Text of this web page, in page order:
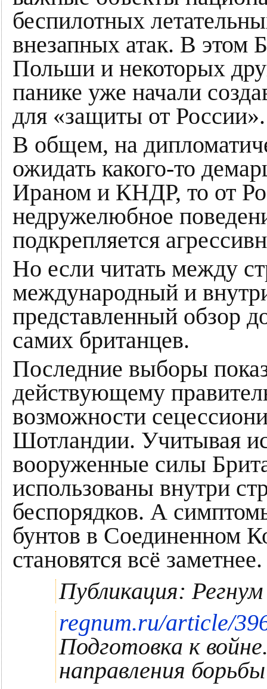
беспилотных
внезапных атак. В этом
Польши и некоторых
панике уже начали
для «защиты от России».
В общем, на
ожидать какого-то
Ираном и КНДР, то от
недружелюбное
подкрепляется
Но если читать между
международный и
представленный обзор
самих британцев.
Последние выборы
действующему
возможности
Шотландии. Учитывая
вооруженные силы
использованы внутри
беспорядков. А
бунтов в Соединенном
становятся всё заметнее.
Публикация: Регнум
regnum.ru/article/
Подготовка к
направления